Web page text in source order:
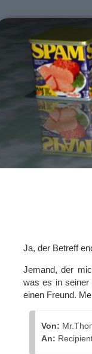
Ja, der Betreff
Jemand, der
was es in seiner
einen Freund.
Von:
An: